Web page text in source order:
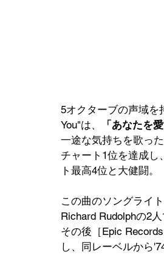
5オクターブの声域を
You"は、
「あなたを
一途な気持ちを歌っ
チャート1位を達成し
ト最高4位と大健闘。
この曲のソングライ
Richard Rudolphの2
その後［Epic
し、同レーベルから